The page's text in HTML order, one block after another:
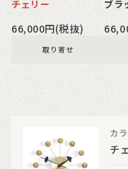
チェリー
66,000円(税抜)
取り寄せ
ブラ
カ
チ